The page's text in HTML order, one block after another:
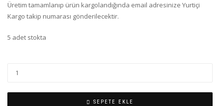
Üretim tamamlanıp ürün kargolandığında email adresinize Yurtiçi
Kargo takip numarası gönderilecektir.
5 adet stokta
SEPETE EKLE